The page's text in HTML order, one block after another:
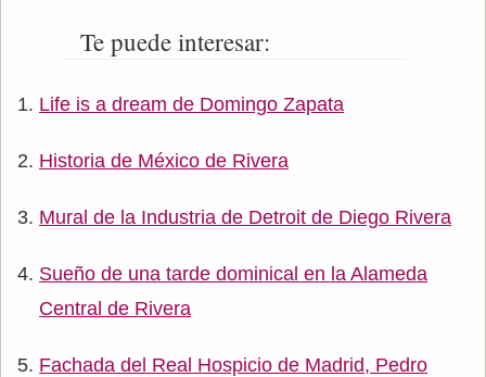
Te puede interesar:
Life is a dream de Domingo Zapata
Historia de México de Rivera
Mural de la Industria de Detroit de Diego Rivera
Sueño de una tarde dominical en la Alameda
Central de Rivera
Fachada del Real Hospicio de Madrid, Pedro